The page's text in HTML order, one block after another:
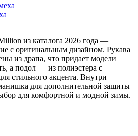
из каталога 2026 года —
с оригинальным дизайном. Рукава
из драпа, что придает модели
а подол — из полиэстера с
стильного акцента. Внутри
для дополнительной защиты
для комфортной и модной зимы.